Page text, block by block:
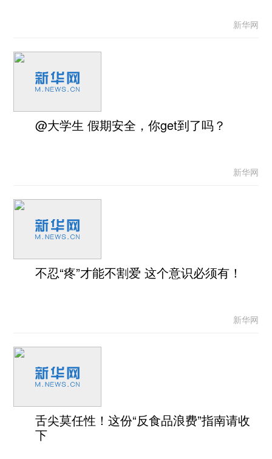
新华网
@大学生 假期安全，你get到了吗？
新华网
不忍“疼”才能不割爱 这个意识必须有！
新华网
舌尖莫任性！这份“反食品浪费”指南请收
下